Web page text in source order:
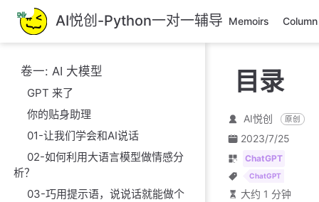
跳
至
主
要
內
AI悦创-Python一对一辅导 Memoirs Column
卷一: AI 大模型
GPT 来了
你的贴身助理
01-让我们学会和AI说话
02-如何利用大语言模型做情感分
析？
03-巧用提示语，说说话就能做个
目录
AI悦创 原创
2023/7/25
ChatGPT
ChatGPT
大约 1 分钟